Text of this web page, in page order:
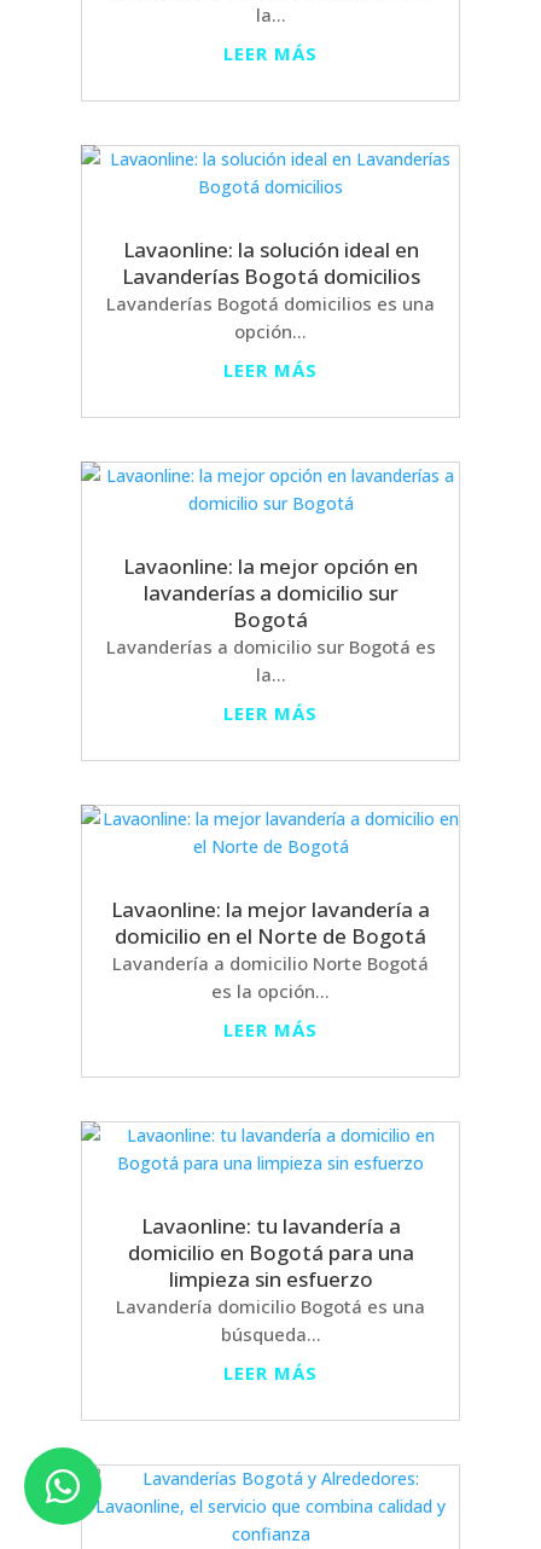
la...
LEER MÁS
Lavaonline: la solución ideal en
Lavanderías Bogotá domicilios
Lavanderías Bogotá domicilios es una
opción...
LEER MÁS
Lavaonline: la mejor opción en
lavanderías a domicilio sur
Bogotá
Lavanderías a domicilio sur Bogotá es
la...
LEER MÁS
Lavaonline: la mejor lavandería a
domicilio en el Norte de Bogotá
Lavandería a domicilio Norte Bogotá
es la opción...
LEER MÁS
Lavaonline: tu lavandería a
domicilio en Bogotá para una
limpieza sin esfuerzo
Lavandería domicilio Bogotá es una
búsqueda...
LEER MÁS